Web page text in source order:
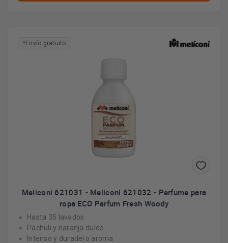
*Envío gratuito
Meliconi 621031 - Meliconi 621032 - Perfume para
ropa ECO Parfum Fresh Woody
Hasta 35 lavados
Pachuli y naranja dulce
Intenso y duradero aroma